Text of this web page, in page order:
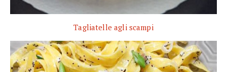
Tagliatelle agli scampi